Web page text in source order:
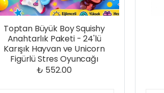
Toptan Büyük Boy Squishy
Anahtarlık Paketi - 24'lü
Karışık Hayvan ve Unicorn
Figürlü Stres Oyuncağı
₺ 552.00